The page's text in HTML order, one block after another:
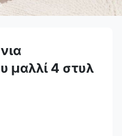
μαλλί 4 στυλ